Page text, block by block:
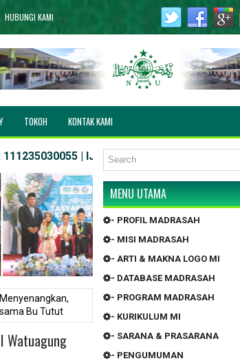
HUBUNGI KAMI
TOKOH KONTAK KAMI
| IJOB NO. : MIS/03.0055/2017 |
Bu Tutut
Watuagung
MENU UTAMA
- PROFIL MADRASAH
- MISI MADRASAH
- ARTI & MAKNA LOGO MI
- DATABASE MADRASAH
- PROGRAM MADRASAH
- KURIKULUM MI
- SARANA & PRASARANA
- PENGUMUMAN